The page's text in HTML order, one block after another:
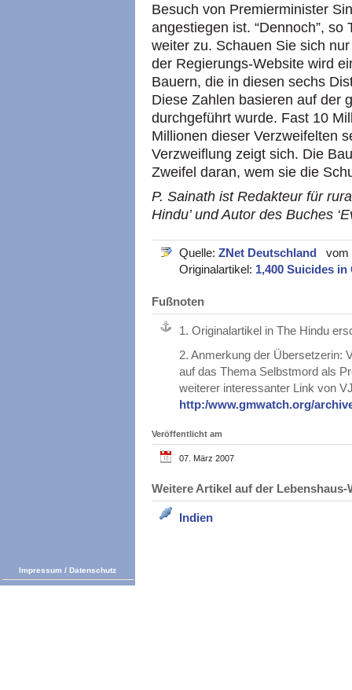
Besuch von Premierminister
angestiegen ist. “Dennoch”, so
weiter zu. Schauen Sie sich
der Regierungs-Website wird
Bauern, die in diesen sechs
Diese Zahlen basieren auf der
durchgeführt wurde. Fast 10
Millionen dieser Verzweifelten
Verzweiflung zeigt sich. Die
Zweifel daran, wem sie die
P. Sainath ist Redakteur für
Hindu’ und Autor des Buches
Quelle: ZNet Deutschland
vom
Originalartikel: 1,400 Suicides
Fußnoten
1. Originalartikel in The Hindu
2. Anmerkung der Übersetzerin:
auf das Thema Selbstmord als
weiterer interessanter Link von
http:/www.gmwatch.org/
Veröffentlicht am
07. März 2007
Weitere Artikel auf der
Indien
Impressum / Datenschutz